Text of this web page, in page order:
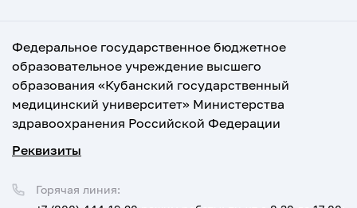
Федеральное государственное бюджетное
образовательное учреждение высшего
образования «Кубанский государственный
медицинский университет» Министерства
здравоохранения Российской Федерации
Реквизиты
Горячая линия: